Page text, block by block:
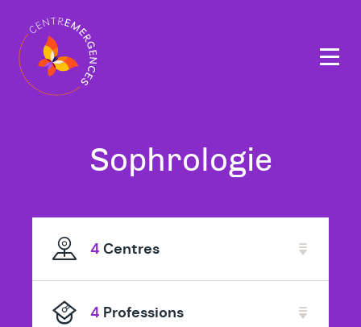
Tous
thérapeutes
spécialisé
en
Sophrologie
4 Centres
4 Professions
Navigation
principale